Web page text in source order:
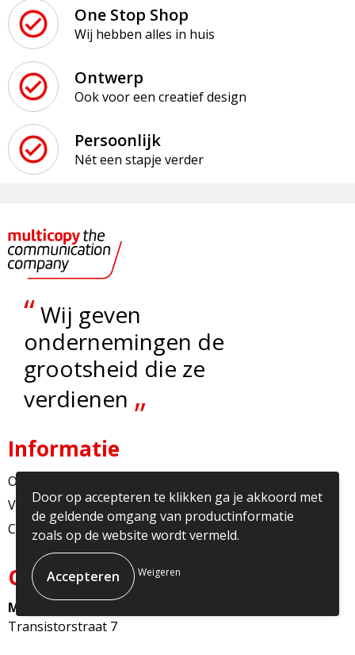
One Stop Shop
Wij hebben alles in huis
Ontwerp
Ook voor een creatief design
Persoonlijk
Nét een stapje verder
“Wij geven
ondernemingen de
grootsheid die ze
verdienen „
Informatie
Over ons
Veelgestelde vragen
Contact
Contact
Multicopy Nederland
Transistorstraat 7
Door op accepteren te klikken ga je akkoord met
de geldende omgang van productinformatie
zoals op de website wordt vermeld.
Weigeren